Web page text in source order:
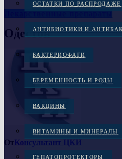
ОСТАТКИ ПО РАСПРОДАЖЕ
АНТИБИОТИКИ И
БАКТЕРИОФАГИ
БЕРЕМЕННОСТЬ И РОДЫ
ВАКЦИНЫ
ВИТАМИНЫ И МИНЕРАЛЫ
ГЕПАТОПРОТЕКТОРЫ
Лекарственные препараты
Одестон
ОтКонсультант ЦКИ